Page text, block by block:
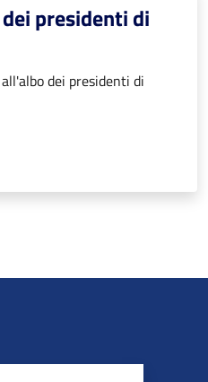
presidenti di
dei presidenti di